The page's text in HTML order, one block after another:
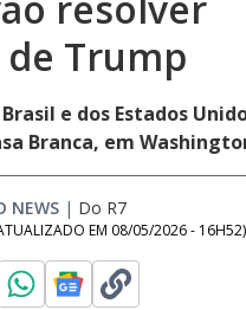
Trump
e dos Estados
Branca, em
NEWS | Do R7
EM 08/05/2026 - 16H52)